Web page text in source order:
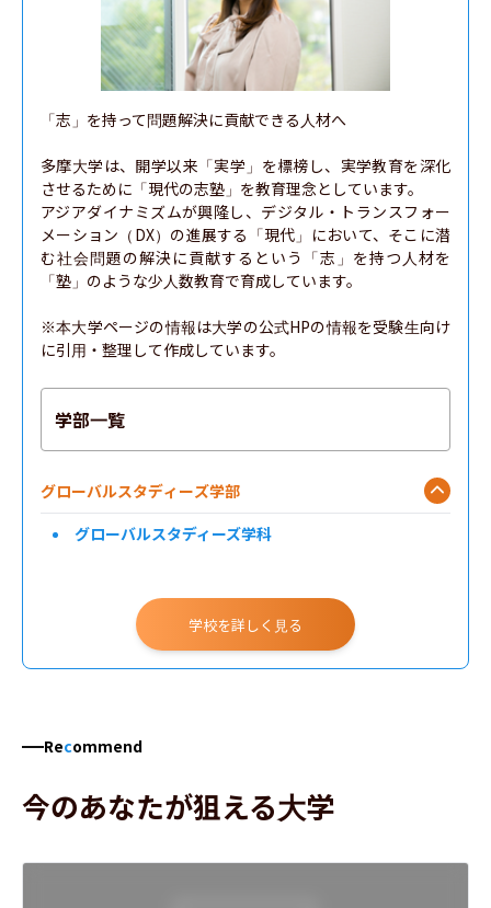
「志」を持って問題解決に貢献できる人材へ
多摩大学は、開学以来「実学」を標榜し、実学教育を深化
させるために「現代の志塾」を教育理念としています。
アジアダイナミズムが興隆し、デジタル・トランスフォー
メーション（DX）の進展する「現代」において、そこに潜
む社会問題の解決に貢献するという「志」を持つ人材を
「塾」のような少人数教育で育成しています。
※本大学ページの情報は大学の公式HPの情報を受験生向け
に引用・整理して作成しています。
学部一覧
グローバルスタディーズ学部
グローバルスタディーズ学科
学校を詳しく見る
Recommend
今のあなたが狙える大学